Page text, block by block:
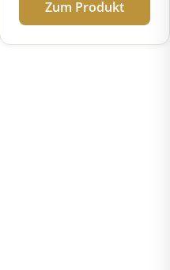
Zum Produkt